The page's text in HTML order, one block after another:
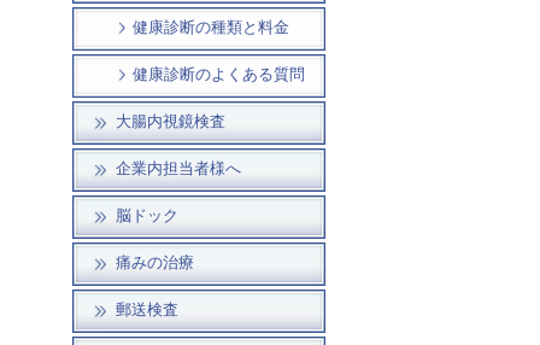
健康診断の種類と料金
健康診断のよくある質問
大腸内視鏡検査
企業内担当者様へ
脳ドック
痛みの治療
郵送検査